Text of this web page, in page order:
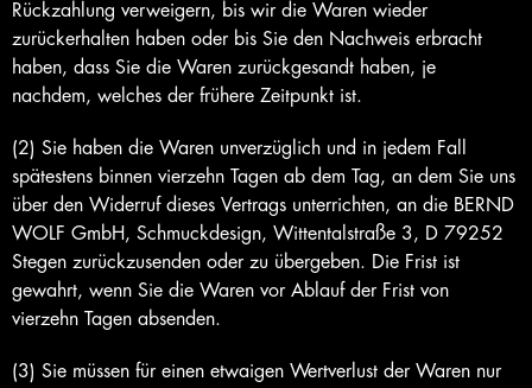
Rückzahlung verweigern, bis wir die Waren wieder
zurückerhalten haben oder bis Sie den Nachweis erbracht
haben, dass Sie die Waren zurückgesandt haben, je
nachdem, welches der frühere Zeitpunkt ist.
(2) Sie haben die Waren unverzüglich und in jedem Fall
spätestens binnen vierzehn Tagen ab dem Tag, an dem Sie uns
über den Widerruf dieses Vertrags unterrichten, an die BERND
WOLF GmbH, Schmuckdesign, Wittentalstraße 3, D 79252
Stegen zurückzusenden oder zu übergeben. Die Frist ist
gewahrt, wenn Sie die Waren vor Ablauf der Frist von
vierzehn Tagen absenden.
(3) Sie müssen für einen etwaigen Wertverlust der Waren nur